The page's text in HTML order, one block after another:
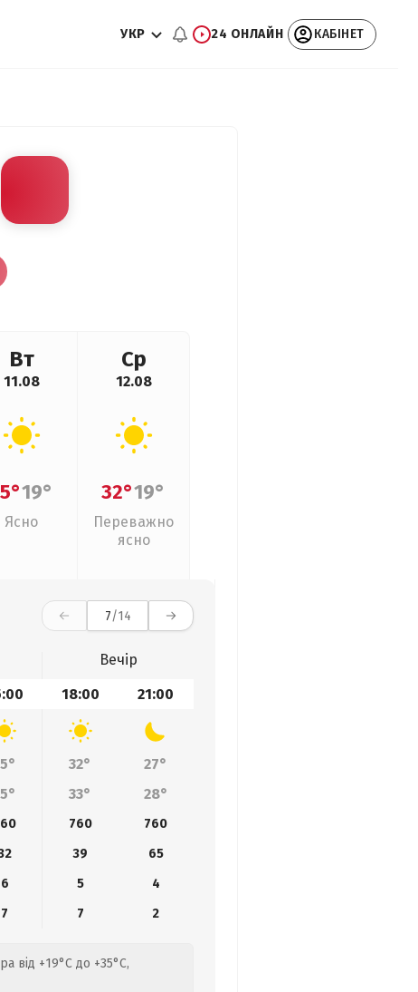
УКР 24 ОНЛАЙН КАБІНЕТ
Вт
11.08
19°
Ясно
Ср
12.08
32°19°
Переважно
ясно
7/14
Вечір
18:00 21:00
32°
27°
33° 28°
760
760
39
65
6 5
4
7 7 2
від +19°C до +35°C,